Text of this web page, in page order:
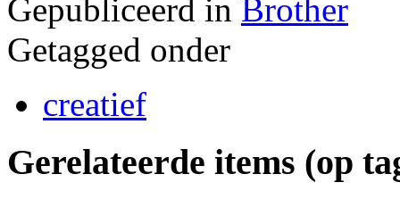
Gepubliceerd in Brother
Getagged onder
creatief
Gerelateerde items (op